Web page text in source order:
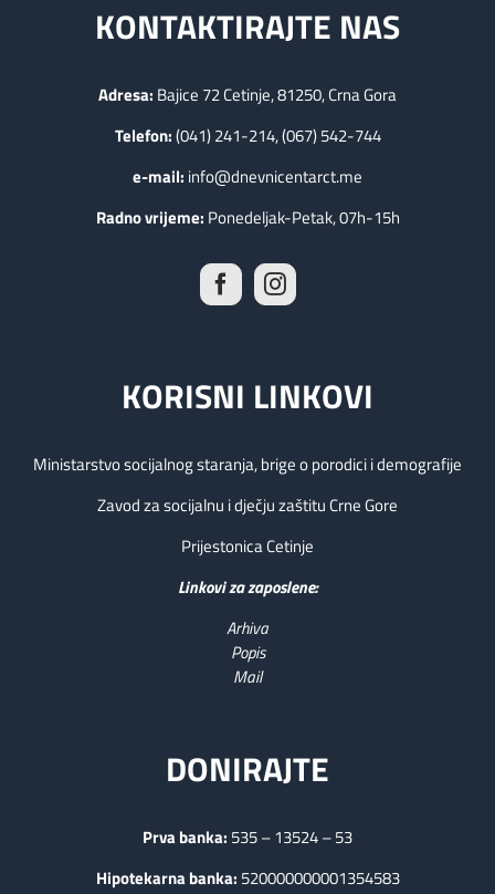
KONTAKTIRAJTE NAS
Adresa: Bajice 72 Cetinje, 81250, Crna Gora
Telefon:(041) 241-214, (067) 542-744
e-mail: info@dnevnicentarct.me
Radno vrijeme: Ponedeljak-Petak, 07h-15h
KORISNI LINKOVI
Ministarstvo socijalnog staranja, brige o porodici i demografije
Zavod za socijalnu i dječju zaštitu Crne Gore
Prijestonica Cetinje
Linkovi za zaposlene:
Arhiva
Popis
Mail
DONIRAJTE
Prva banka: 535 – 13524 – 53
Hipotekarna banka: 520000000001354583